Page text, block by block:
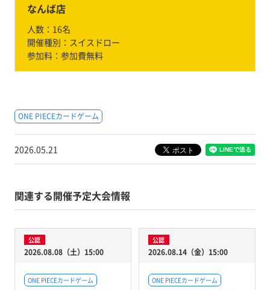
なんば店
人数： 16名
開催種別： スイスドロー
参加料： 参加費無料
ONE PIECEカードゲーム
2026.05.21
関連する開催予定大会情報
公認
2026.08.08（土）15:00
ONE PIECEカードゲーム
公認
2026.08.14（金）15:00
ONE PIECEカードゲーム